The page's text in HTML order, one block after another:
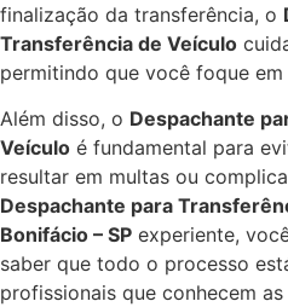
finalização da transferência, o
Transferência de Veículo
permitindo que você foque
Além disso, o Despachante
Veículo é fundamental para
resultar em multas ou
Despachante para
Bonifácio – SP experiente,
saber que todo o processo
profissionais que conhecem